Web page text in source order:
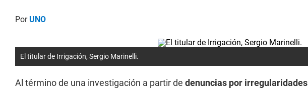
PorUNO
El titular de Irrigación, Sergio Marinelli.
Al término de una investigación a partir de denuncias por irregularidades